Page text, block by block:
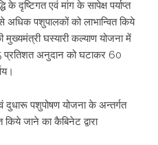
के दृष्टिगत एवं मांग के सापेक्ष पर्याप्त
पशुपालकों को लाभान्वित किये
मुख्यमंत्री घस्यारी कल्याण योजना में
प्रतिशत अनुदान को घटाकर 60
दुधारू पशुपोषण योजना के अन्तर्गत
जाने का कैबिनेट द्वारा